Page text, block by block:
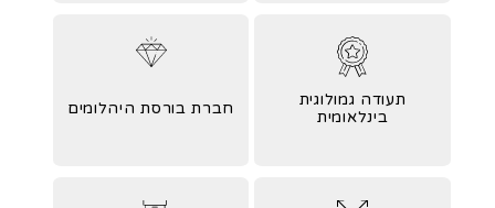
תעודה גמולוגית
בינלאומית
חברת בורסת היהלומים